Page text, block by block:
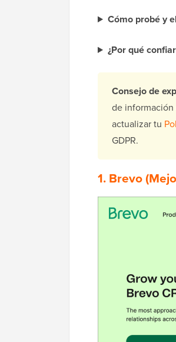
Cómo probé y
¿Por qué
Consejo de
de
actualizar tu
GDPR.
1.Brevo